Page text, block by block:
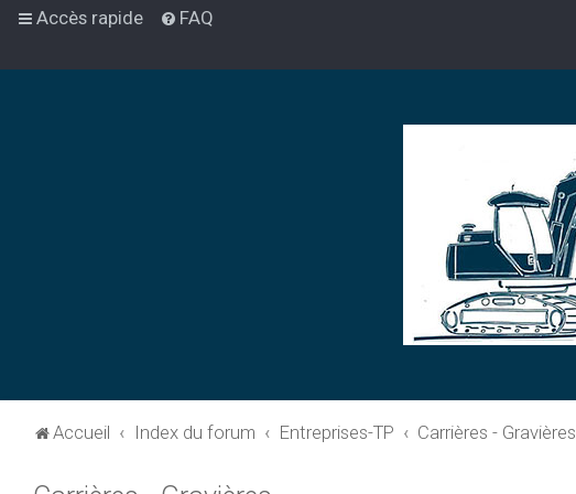
Accès rapide FAQ
Accueil Index du forum Entreprises-TP Carrières - Gravières